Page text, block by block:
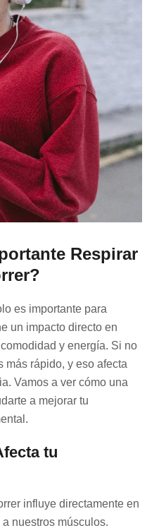
Respirar
es importante para
un impacto directo en
y energía. Si no
más rápido, y eso afecta
Vamos a ver cómo una
a mejorar tu
tu
influye directamente en
nuestros músculos.